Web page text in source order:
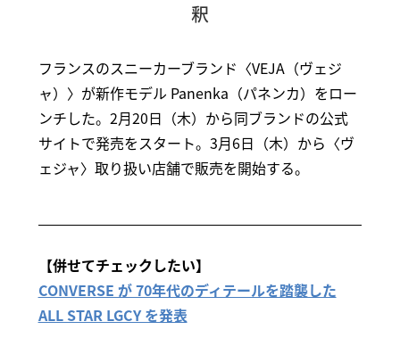
釈
フランスのスニーカーブランド〈VEJA（ヴェジ
ャ）〉が新作モデル Panenka（パネンカ）をロー
ンチした。2月20日（木）から同ブランドの公式
サイトで発売をスタート。3月6日（木）から〈ヴ
ェジャ〉取り扱い店舗で販売を開始する。
【併せてチェックしたい】
CONVERSE が 70年代のディテールを踏襲した
ALL STAR LGCY を発表